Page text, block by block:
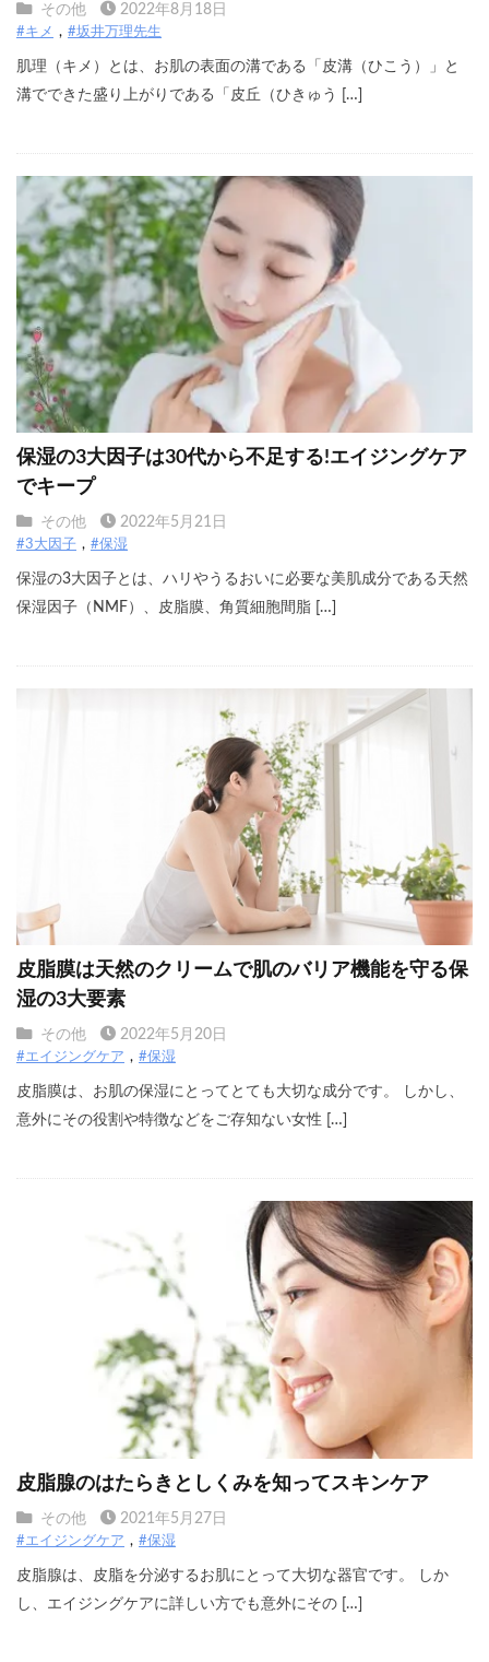
その他 2022年8月18日
#キメ #坂井万理先生
肌理（キメ）とは、お肌の表面の溝である「皮溝（ひこう）」と
溝でできた盛り上がりである「皮丘（ひきゅう […]
保湿の3大因子は30代から不足する!エイジングケア
でキープ
その他 2022年5月21日
#3大因子 #保湿
保湿の3大因子とは、ハリやうるおいに必要な美肌成分である天然
保湿因子（NMF）、皮脂膜、角質細胞間脂 […]
皮脂膜は天然のクリームで肌のバリア機能を守る保
湿の3大要素
その他 2022年5月20日
#エイジングケア #保湿
皮脂膜は、お肌の保湿にとってとても大切な成分です。 しかし、
意外にその役割や特徴などをご存知ない女性 […]
皮脂腺のはたらきとしくみを知ってスキンケア
その他 2021年5月27日
#エイジングケア #保湿
皮脂腺は、皮脂を分泌するお肌にとって大切な器官です。 しか
し、エイジングケアに詳しい方でも意外にその […]